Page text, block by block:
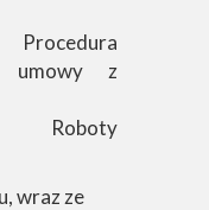
umowy z
- Roboty
wraz ze